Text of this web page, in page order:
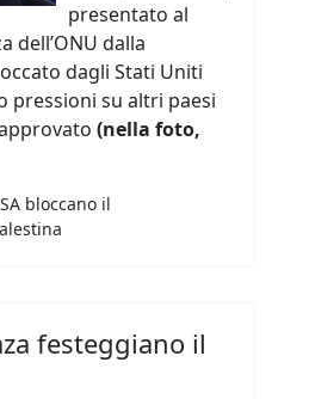
presentato al
dell’ONU dalla
dagli Stati Uniti
pressioni su altri paesi
(nella foto,
bloccano il
festeggiano il